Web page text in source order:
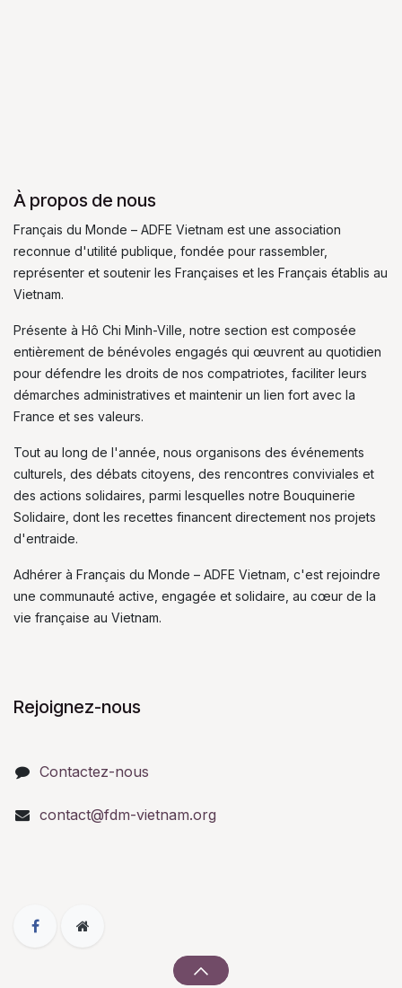
À propos de nous
Français du Monde – ADFE Vietnam est une association
reconnue d'utilité publique, fondée pour rassembler,
représenter et soutenir les Françaises et les Français établis au
Vietnam.
Présente à Hô Chi Minh-Ville, notre section est composée
entièrement de bénévoles engagés qui œuvrent au quotidien
pour défendre les droits de nos compatriotes, faciliter leurs
démarches administratives et maintenir un lien fort avec la
France et ses valeurs.
Tout au long de l'année, nous organisons des événements
culturels, des débats citoyens, des rencontres conviviales et
des actions solidaires, parmi lesquelles notre Bouquinerie
Solidaire, dont les recettes financent directement nos projets
d'entraide.
Adhérer à Français du Monde – ADFE Vietnam, c'est rejoindre
une communauté active, engagée et solidaire, au cœur de la
vie française au Vietnam.
Rejoignez-nous
Contactez-nous
contact@fdm-vietnam.org